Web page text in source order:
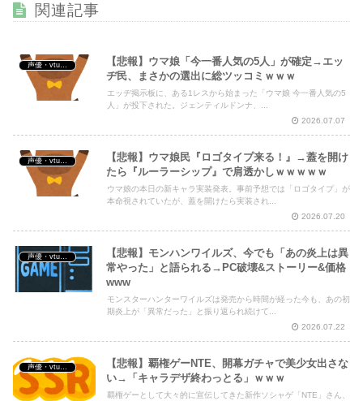
果ｗｗｗｗｗｗ
Powered by livedoor 相互RSS
関連記事
声優・vtuber・アニメ漫画ゲーム
【悲報】ウマ娘「今一番人気の5人」が確定→エッ
ヂ民、まさかの選出に総ツッコミｗｗｗ
エッヂ掲示板に、ある1レスから始まった「ウマ娘 今一番人気の5
人」が投下された。ジェンティルドンナ、...
2026.07.07
声優・vtuber・アニメ漫画ゲーム
【悲報】ウマ娘民『ロゴタイプ来る！』→蓋を開け
たら『ルーラーシップ』で肩透かしｗｗｗｗｗ
ウマ娘の本日の新キャラ実装発表。事前予想では「ロゴタイプ」が
本命視されていたが、蓋を開けたら実装され...
2026.07.20
声優・vtuber・アニメ漫画ゲーム
【悲報】モンハンワイルズ、今でも「あの炎上は異
常やった」と語られる→PC破壊&ストーリー&価格
www
モンスターハンターワイルズは発売から時間が経った今も、あの初
期炎上が「異常だった」と振り返られ続けて...
2026.07.22
声優・vtuber・アニメ漫画ゲーム
【悲報】覇権ゲーNTE、開幕ガチャで美少女出さな
い→「キャラデザ終わっとる」ｗｗｗ
覇権ゲーとして大々的に宣伝してきた新作ソシャゲ「NTE」さん、